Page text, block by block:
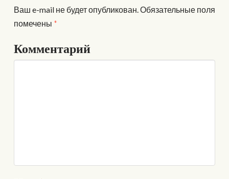
Ваш e-mail не будет опубликован. Обязательные поля
помечены *
Комментарий